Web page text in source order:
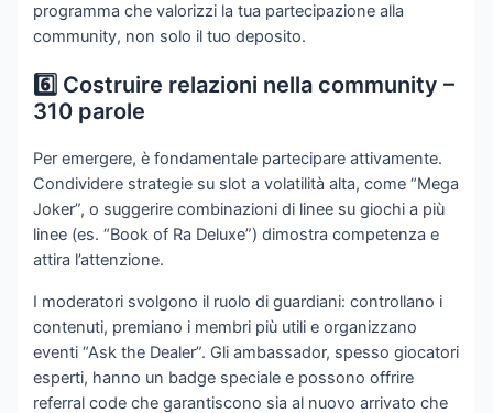
programma che valorizzi la tua partecipazione alla
community, non solo il tuo deposito.
6️⃣ Costruire relazioni nella community –
310 parole
Per emergere, è fondamentale partecipare attivamente.
Condividere strategie su slot a volatilità alta, come “Mega
Joker”, o suggerire combinazioni di linee su giochi a più
linee (es. “Book of Ra Deluxe”) dimostra competenza e
attira l’attenzione.
I moderatori svolgono il ruolo di guardiani: controllano i
contenuti, premiano i membri più utili e organizzano
eventi “Ask the Dealer”. Gli ambassador, spesso giocatori
esperti, hanno un badge speciale e possono offrire
referral code che garantiscono sia al nuovo arrivato che